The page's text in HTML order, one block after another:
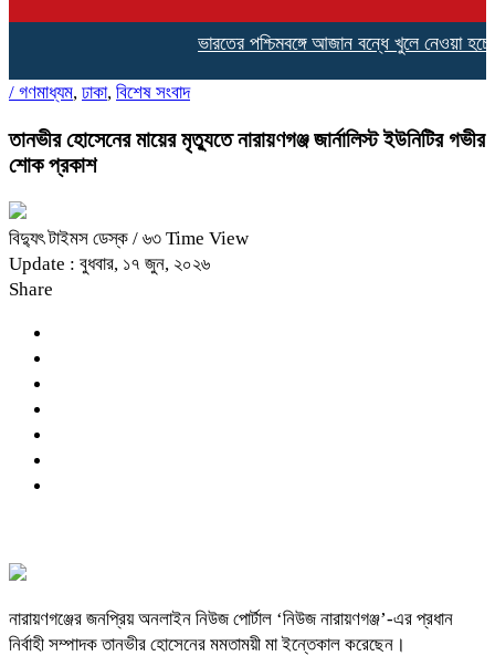
ভারতের পশ্চিমবঙ্গে আজান বন্ধে খুলে নেওয়া হচ্ছে
/ গণমাধ্যম, ঢাকা, বিশেষ সংবাদ
তানভীর হোসেনের মায়ের মৃত্যুতে নারায়ণগঞ্জ জার্নালিস্ট ইউনিটির গভীর
শোক প্রকাশ
বিদ্যুৎ টাইমস ডেস্ক / ৬৩ Time View
Update : বুধবার, ১৭ জুন, ২০২৬
Share
নারায়ণগঞ্জের জনপ্রিয় অনলাইন নিউজ পোর্টাল ‘নিউজ নারায়ণগঞ্জ’-এর প্রধান
নির্বাহী সম্পাদক তানভীর হোসেনের মমতাময়ী মা ইন্তেকাল করেছেন।